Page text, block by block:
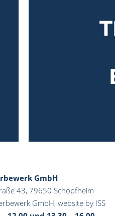
GmbH
43, 79650 Schopfheim
GmbH,website by ISS